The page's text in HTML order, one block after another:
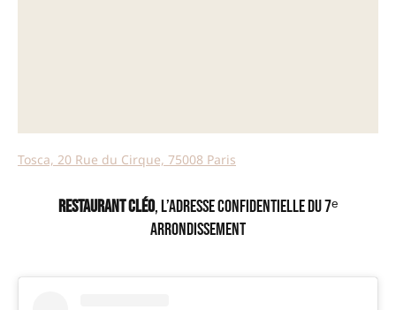
Tosca, 20 Rue du Cirque, 75008 Paris
Restaurant Cléo, l’adresse confidentielle du 7ᵉ
arrondissement